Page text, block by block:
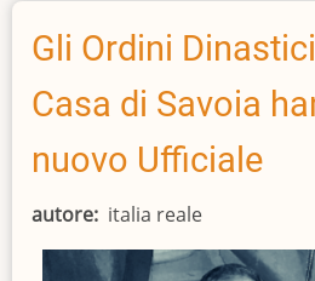
Gli Ordini
Casa di Savoia
nuovo Ufficiale
autore italia reale